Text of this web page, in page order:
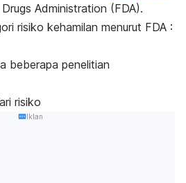
Administration (FDA).
risiko kehamilan menurut FDA :
beberapa penelitian
risiko
Iklan